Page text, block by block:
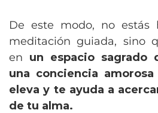
De este modo, no estás
meditación guiada, sino
en un espacio sagrado
una conciencia
eleva y te ayuda a
de tu alma.